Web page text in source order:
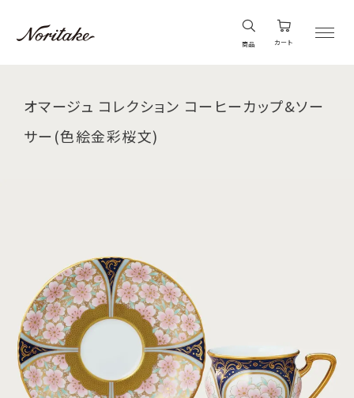
商品 カート
オマージュ コレクション コーヒーカップ&ソー
サー(色絵金彩桜文)